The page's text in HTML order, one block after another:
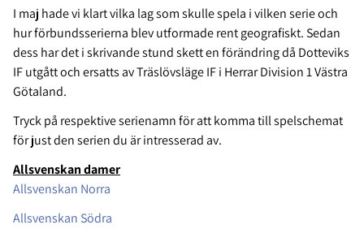
I maj hade vi klart vilka lag som skulle spela i vilken serie och
hur förbundsserierna blev utformade rent geografiskt. Sedan
dess har det i skrivande stund skett en förändring då Dotteviks
IF utgått och ersatts avTräslövsläge IFi Herrar Division 1 Västra
Götaland.
Tryck på respektive serienamn för att komma till spelschemat
för just den serien du är intresserad av.
Allsvenskan damer
Allsvenskan Norra
Allsvenskan Södra